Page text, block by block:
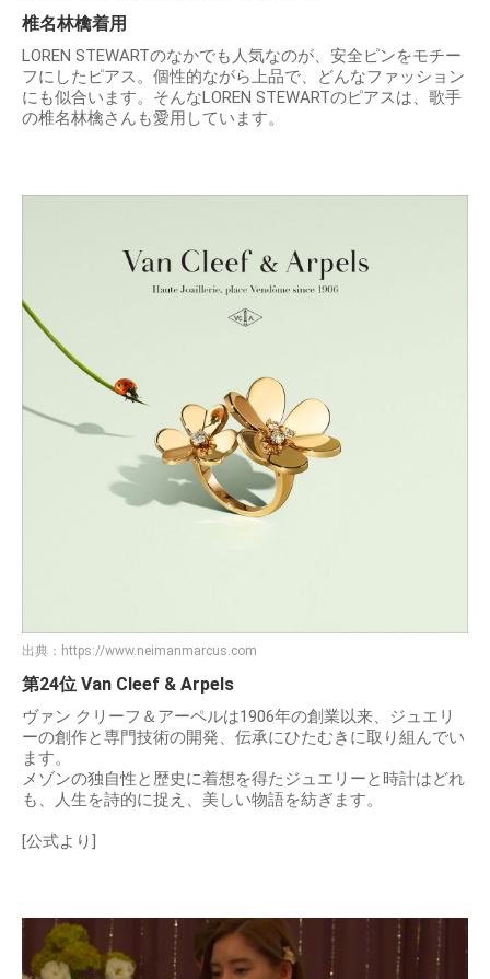
椎名林檎着用
LOREN STEWARTのなかでも人気なのが、安全ピンをモチー
フにしたピアス。個性的ながら上品で、どんなファッション
にも似合います。そんなLOREN STEWARTのピアスは、歌手
の椎名林檎さんも愛用しています。
出典： https://www.neimanmarcus.com
第24位 Van Cleef & Arpels
ヴァン クリーフ＆アーペルは1906年の創業以来、ジュエリ
ーの創作と専門技術の開発、伝承にひたむきに取り組んでい
ます。
メゾンの独自性と歴史に着想を得たジュエリーと時計はどれ
も、人生を詩的に捉え、美しい物語を紡ぎます。
[公式より]